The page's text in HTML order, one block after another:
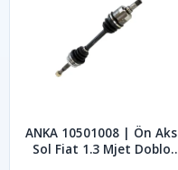
ANKA 10501008 | Ön Aks
Sol Fiat 1.3 Mjet Doblo